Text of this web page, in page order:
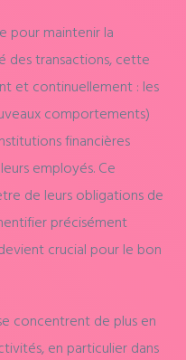
pour maintenir la
des transactions, cette
et continuellement : les
comportements)
financières
employés. Ce
de leurs obligations de
précisément
crucial pour le bon
concentrent de plus en
en particulier dans